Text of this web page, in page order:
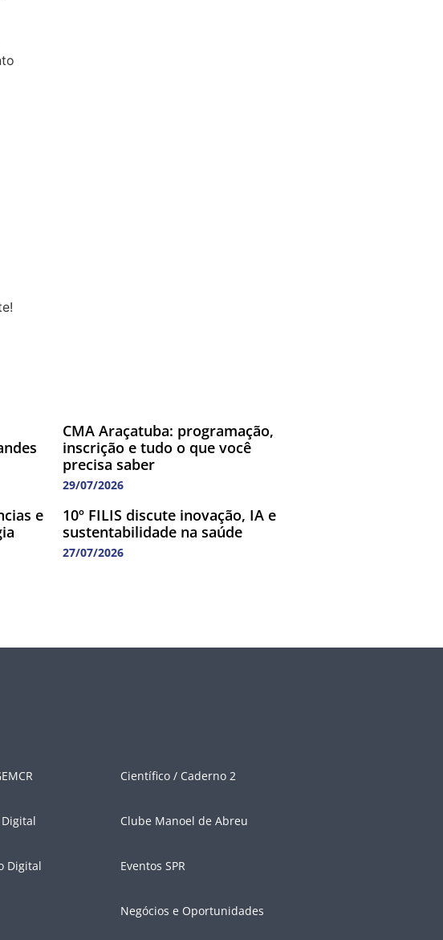
CMA Araçatuba: programação,
inscrição e tudo o que você
precisa saber
29/07/2026
e
10º FILIS discute inovação, IA e
sustentabilidade na saúde
27/07/2026
Científico / Caderno 2
Digital Clube Manoel de Abreu
Digital Eventos SPR
Negócios e Oportunidades